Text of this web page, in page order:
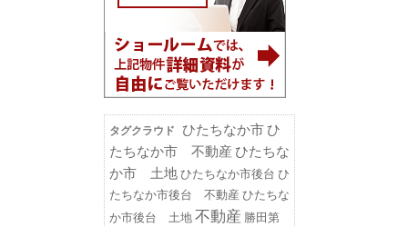
タグクラウド ひたちなか市ひ
たちなか市 不動産 ひたちな
か市 土地 ひたちなか市後台 ひ
たちなか市後台 不動産 ひたちな
か市後台 土地 不動産 勝田第